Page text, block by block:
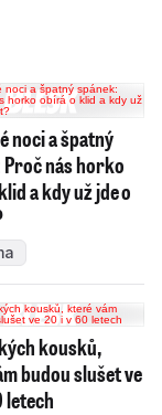
noci a špatný
Proč nás horko
a kdy už jde o
kousků,
budou slušet ve
letech